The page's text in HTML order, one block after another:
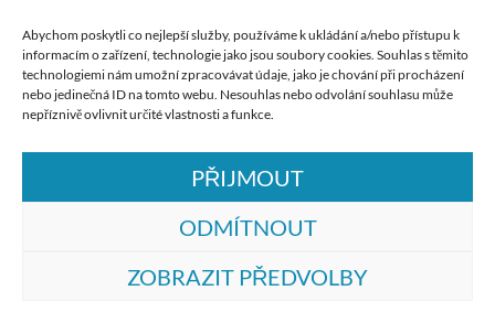
Abychom poskytli co nejlepší služby, používáme k ukládání a/nebo přístupu k
informacím o zařízení, technologie jako jsou soubory cookies. Souhlas s těmito
technologiemi nám umožní zpracovávat údaje, jako je chování při procházení
nebo jedinečná ID na tomto webu. Nesouhlas nebo odvolání souhlasu může
nepříznivě ovlivnit určité vlastnosti a funkce.
PŘIJMOUT
ODMÍTNOUT
ZOBRAZIT PŘEDVOLBY
487 881 111
podatelna@mucl.cz